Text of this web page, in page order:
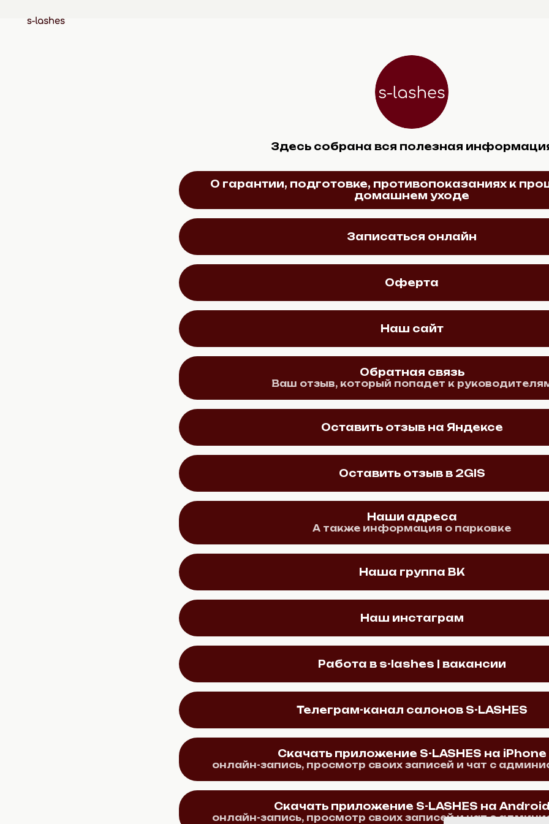
Здесь собрана вся полезная
О гарантии, подготовке, противопоказаниях к
домашнем уходе
Записаться онлайн
Оферта
Наш сайт
Обратная связь
Ваш отзыв, который попадет к
Оставить отзыв на Яндексе
Оставить отзыв в 2GIS
Наши адреса
А также информация о парковке
Наша группа ВК
Наш инстаграм
Работа в s-lashes | вакансии
Телеграм-канал салонов S-LASHES
Скачать приложение S-LASHES на iPhone
онлайн-запись, просмотр своих записей и чат с
Скачать приложение S-LASHES на
онлайн-запись, просмотр своих записей и чат с